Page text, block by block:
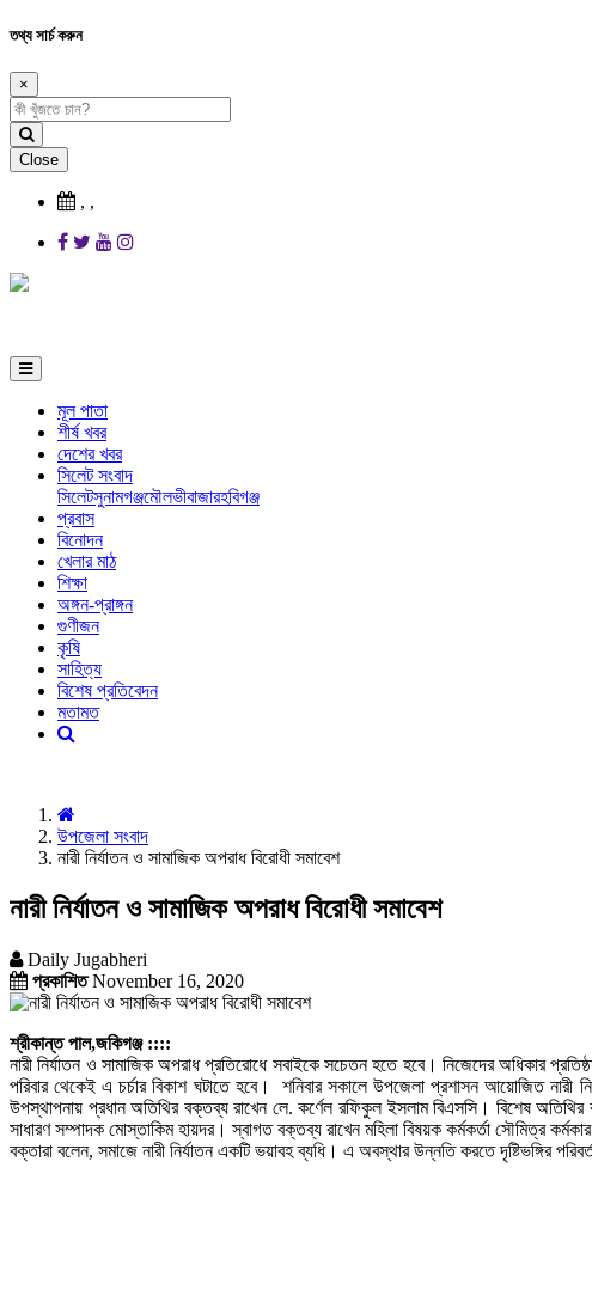
তথ্য সার্চ করুন
×
Close
, ,
মূল পাতা
শীর্ষ খবর
দেশের খবর
সিলেট সংবাদ
সিলেটসুনামগঞ্জমৌলভীবাজারহবিগঞ্জ
প্রবাস
বিনোদন
খেলার মাঠ
শিক্ষা
অঙ্গন-প্রাঙ্গন
গুণীজন
কৃষি
সাহিত্য
বিশেষ প্রতিবেদন
মতামত
উপজেলা সংবাদ
নারী নির্যাতন ও সামাজিক অপরাধ বিরোধী সমাবেশ
নারী নির্যাতন ও সামাজিক অপরাধ বিরোধী সমাবেশ
Daily Jugabheri
প্রকাশিতNovember 16, 2020
শ্রীকান্ত পাল,জকিগঞ্জ ::::
নারী নির্যাতন ও সামাজিক অপরাধ প্রতিরোধে সবাইকে সচেতন হতে হবে। নিজেদের অধিকার
পরিবার থেকেই এ চর্চার বিকাশ ঘটাতে হবে। শনিবার সকালে উপজেলা প্রশাসন আয়োজিত নারী
উপস্থাপনায় প্রধান অতিথির বক্তব্য রাখেন লে. কর্ণেল রফিকুল ইসলাম বিএসসি। বিশেষ
সাধারণ সম্পাদক মোস্তাকিম হায়দর। স্বাগত বক্তব্য রাখেন মহিলা বিষয়ক কর্মকর্তা সৌমিত্র
বক্তারা বলেন, সমাজে নারী নির্যাতন একটি ভয়াবহ ব্যধি। এ অবস্থার উন্নতি করতে দৃষ্টিভঙ্গির